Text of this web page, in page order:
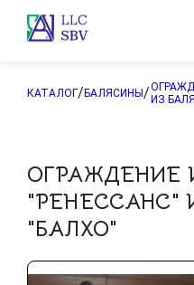
КАТАЛОГ/БАЛЯСИНЫ / ИЗ
ОГРАЖДЕНИЕ
"РЕНЕССАНС"
"БАЛХО"